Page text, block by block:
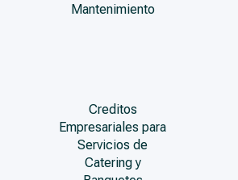
Mantenimiento
Creditos
Empresariales para
Servicios de
Catering y